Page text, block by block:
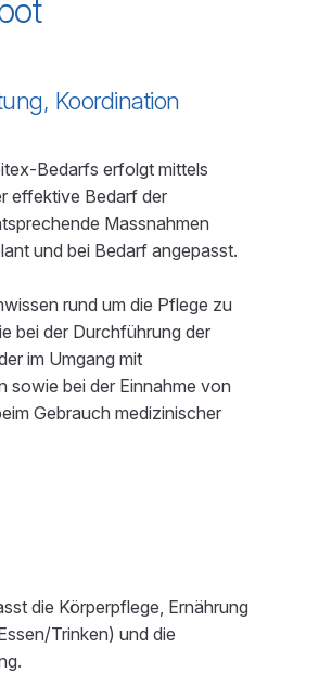
Koordination
Bedarfs erfolgt mittels
effektive Bedarf der
Massnahmen
und bei Bedarf angepasst.
rund um die Pflege zu
bei der Durchführung der
im Umgang mit
sowie bei der Einnahme von
Gebrauch medizinischer
die Körperpflege, Ernährung
Trinken) und die